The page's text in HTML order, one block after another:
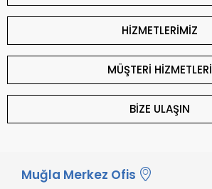
HİZMETLERİMİZ
MÜŞTERİ HİZMETLERİ
BİZE ULAŞIN
Muğla Merkez Ofis